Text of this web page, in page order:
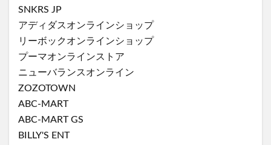
SNKRS JP
アディダスオンラインショップ
リーボックオンラインショップ
プーマオンラインストア
ニューバランスオンライン
ZOZOTOWN
ABC-MART
ABC-MART GS
BILLY'S ENT